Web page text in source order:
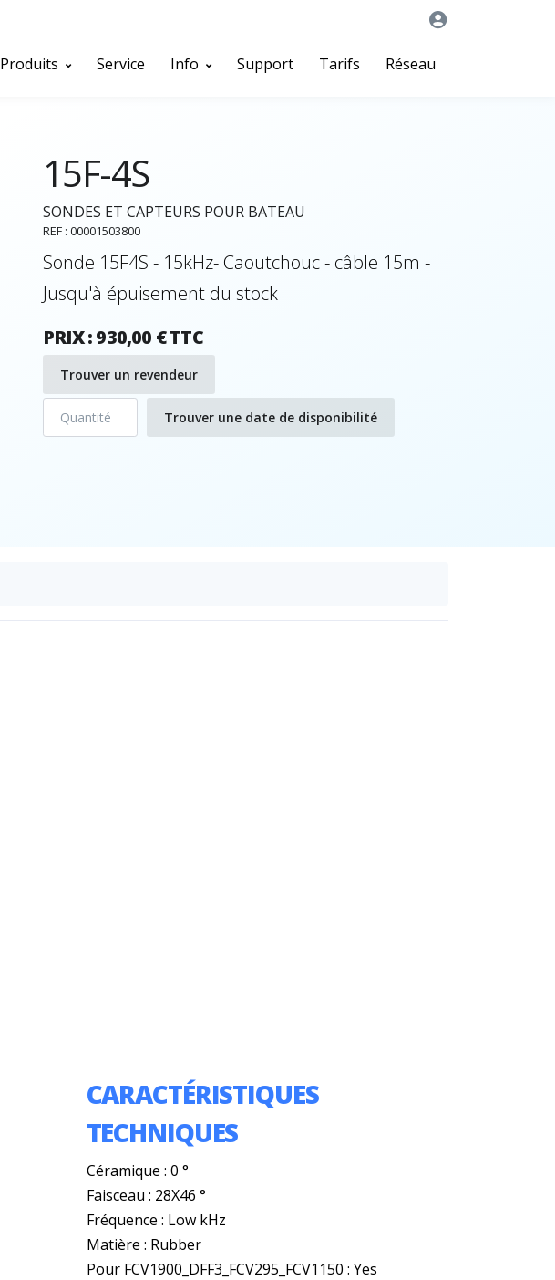
Produits Service Info Support Tarifs Réseau
15F-4S
SONDES ET CAPTEURS POUR BATEAU
REF : 00001503800
Sonde 15F4S - 15kHz- Caoutchouc - câble 15m -
Jusqu'à épuisement du stock
PRIX : 930,00 € TTC
Trouver un revendeur
Trouver une date de disponibilité
CARACTÉRISTIQUES
TECHNIQUES
Céramique : 0 °
Faisceau : 28X46 °
Fréquence : Low kHz
Matière : Rubber
Pour FCV1900_DFF3_FCV295_FCV1150 : Yes